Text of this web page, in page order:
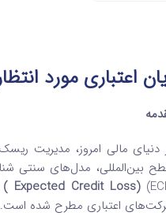
اعتباری مورد
دنیای مالی امروز، مدیریت
بین‌المللی، مدل‌های سنتی
(Expected Credit Loss )
اعتباری مطرح شده است.